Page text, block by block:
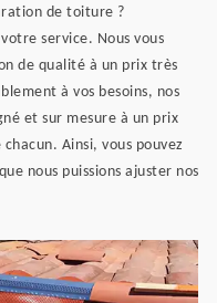
de toiture ?
service. Nous vous
de qualité à un prix très
à vos besoins, nos
et sur mesure à un prix
Ainsi, vous pouvez
nous puissions ajuster nos